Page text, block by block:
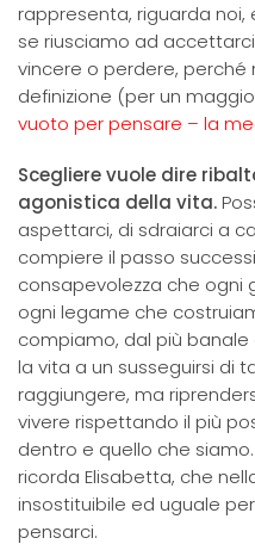
rappresenta, riguarda
se riusciamo ad
vincere o perdere, perché
definizione (per un
vuoto per pensare – la
Scegliere vuole dire
agonistica della vita.
aspettarci, di sdraiarci a
compiere il passo
consapevolezza che ogni
ogni legame che
compiamo, dal più banale
la vita a un susseguirsi di
raggiungere, ma
vivere rispettando il più
dentro e quello che
ricorda Elisabetta, che
insostituibile ed uguale
pensarci.